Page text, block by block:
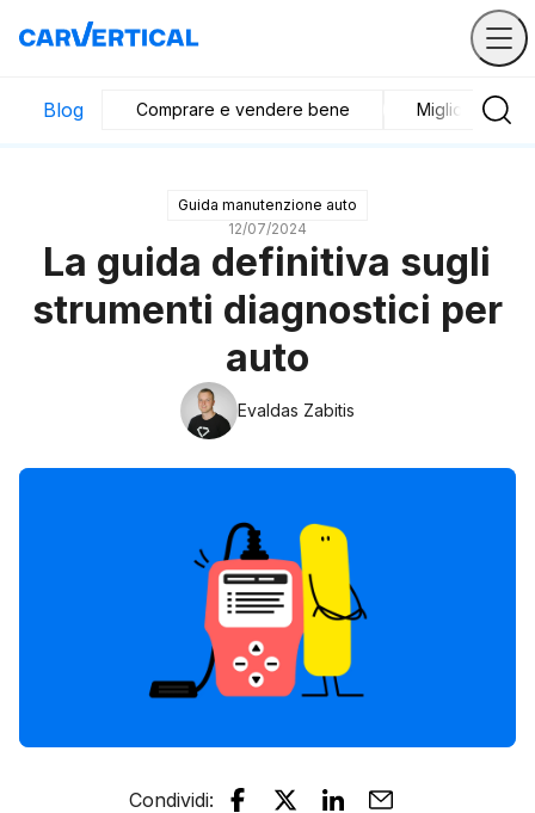
Blog Comprare e vendere bene Migliori veicoli
Guida manutenzione auto
12/07/2024
La guida definitiva sugli
strumenti diagnostici per
auto
Evaldas Zabitis
Condividi: